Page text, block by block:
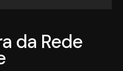
da Rede